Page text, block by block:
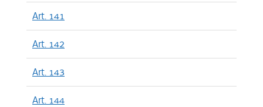
Art. 141
Art. 142
Art. 143
Art. 144